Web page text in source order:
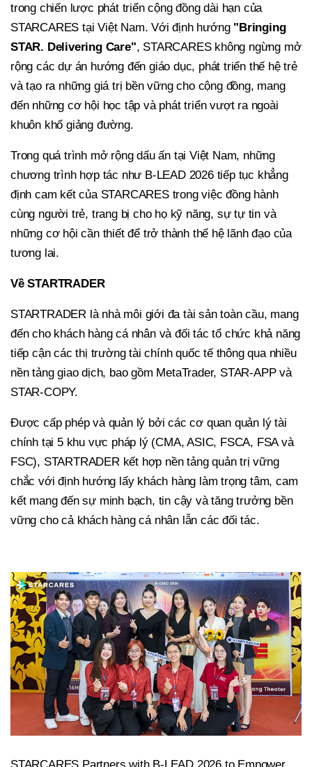
trong chiến lược phát triển cộng đồng dài hạn của
STARCARES tại Việt Nam. Với định hướng "Bringing
STAR. Delivering Care", STARCARES không ngừng mở
rộng các dự án hướng đến giáo dục, phát triển thế hệ trẻ
và tạo ra những giá trị bền vững cho cộng đồng, mang
đến những cơ hội học tập và phát triển vượt ra ngoài
khuôn khổ giảng đường.
Trong quá trình mở rộng dấu ấn tại Việt Nam, những
chương trình hợp tác như B-LEAD 2026 tiếp tục khẳng
định cam kết của STARCARES trong việc đồng hành
cùng người trẻ, trang bị cho họ kỹ năng, sự tự tin và
những cơ hội cần thiết để trở thành thế hệ lãnh đạo của
tương lai.
Về STARTRADER
STARTRADER là nhà môi giới đa tài sản toàn cầu, mang
đến cho khách hàng cá nhân và đối tác tổ chức khả năng
tiếp cận các thị trường tài chính quốc tế thông qua nhiều
nền tảng giao dịch, bao gồm MetaTrader, STAR-APP và
STAR-COPY.
Được cấp phép và quản lý bởi các cơ quan quản lý tài
chính tại 5 khu vực pháp lý (CMA, ASIC, FSCA, FSA và
FSC), STARTRADER kết hợp nền tảng quản trị vững
chắc với định hướng lấy khách hàng làm trọng tâm, cam
kết mang đến sự minh bạch, tin cậy và tăng trưởng bền
vững cho cả khách hàng cá nhân lẫn các đối tác.